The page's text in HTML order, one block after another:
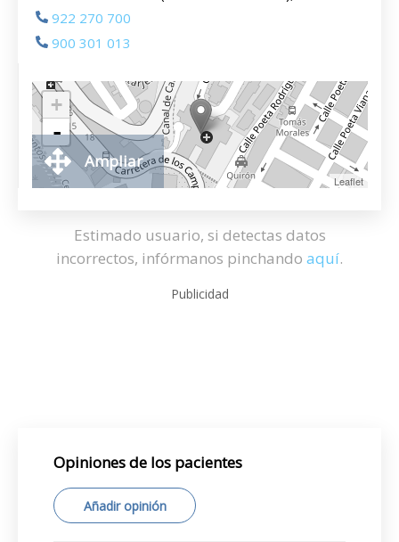
922 270 700
900 301 013
+
-
Leaflet
Ampliar
Estimado usuario, si detectas datos
incorrectos, infórmanos pinchando aquí.
Publicidad
Opiniones de los pacientes
Añadir opinión